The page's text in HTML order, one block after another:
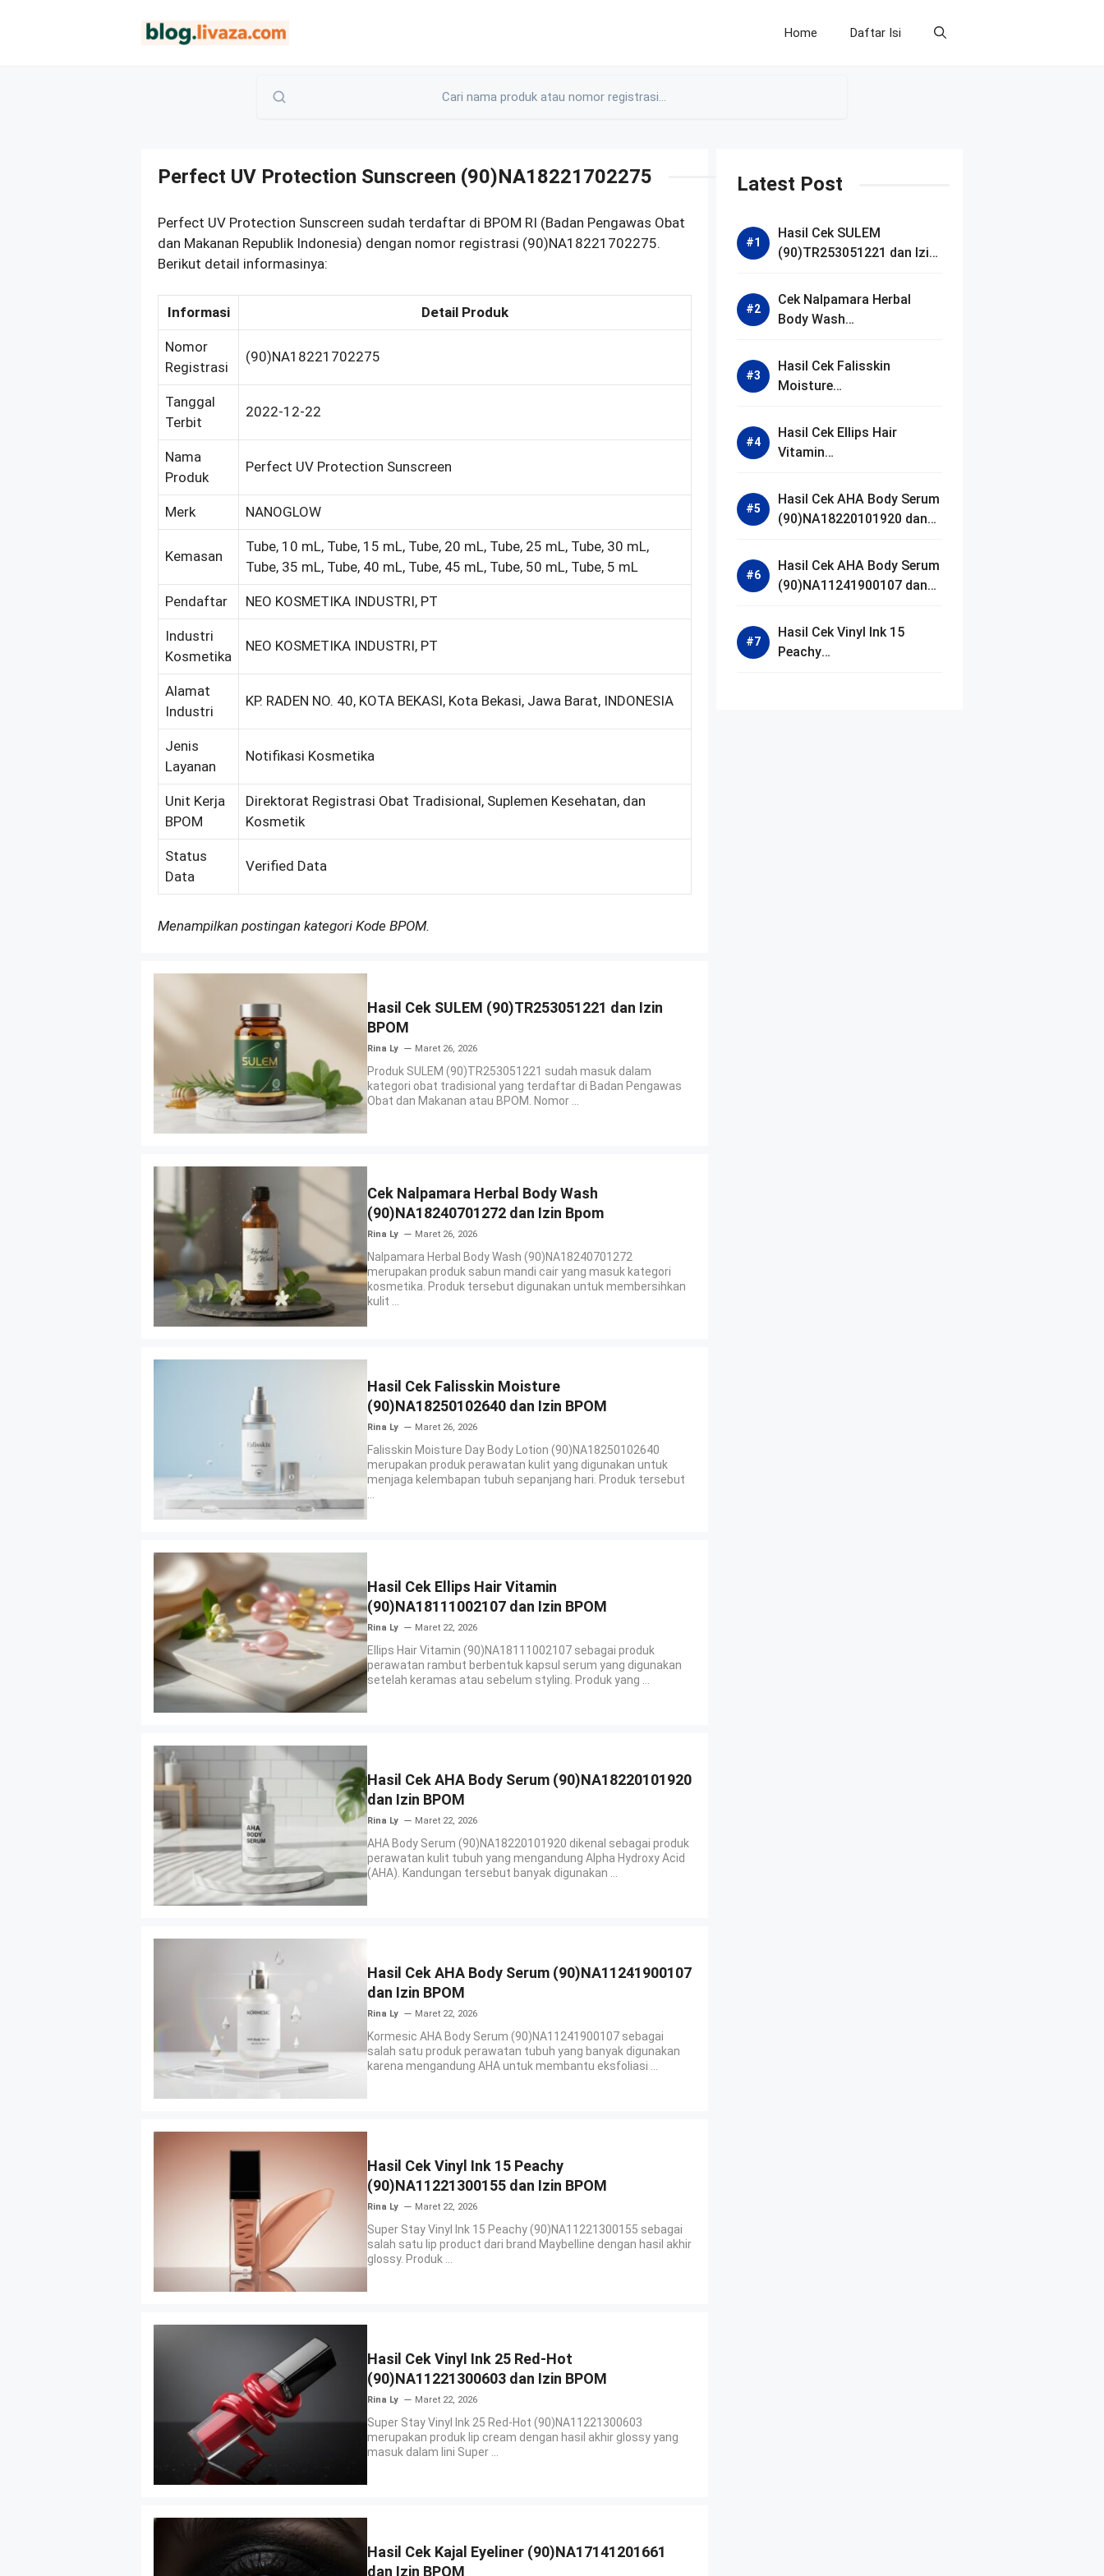
Home Daftar Isi
Perfect UV Protection Sunscreen (90)NA18221702275
Perfect UV Protection Sunscreen sudah terdaftar di BPOM RI (Badan Pengawas Obat
dan Makanan Republik Indonesia) dengan nomor registrasi (90)NA18221702275.
Berikut detail informasinya:
Informasi Detail Produk
Nomor
Registrasi
(90)NA18221702275
Tanggal
Terbit
2022-12-22
Nama
Produk
Perfect UV Protection Sunscreen
Merk NANOGLOW
Kemasan
Tube, 10 mL, Tube, 15 mL, Tube, 20 mL, Tube, 25 mL, Tube, 30 mL,
Tube, 35 mL, Tube, 40 mL, Tube, 45 mL, Tube, 50 mL, Tube, 5 mL
Pendaftar NEO KOSMETIKA INDUSTRI, PT
Industri
Kosmetika
NEO KOSMETIKA INDUSTRI, PT
Alamat
Industri
KP. RADEN NO. 40, KOTA BEKASI, Kota Bekasi, Jawa Barat, INDONESIA
Jenis
Layanan
Notifikasi Kosmetika
Unit Kerja
BPOM
Direktorat Registrasi Obat Tradisional, Suplemen Kesehatan, dan
Kosmetik
Status
Data
Verified Data
Menampilkan postingan kategori Kode BPOM.
Hasil Cek SULEM (90)TR253051221 dan Izin
BPOM
Rina Ly Maret 26, 2026
Produk SULEM (90)TR253051221 sudah masuk dalam
kategori obat tradisional yang terdaftar di Badan Pengawas
Obat dan Makanan atau BPOM. Nomor ...
Cek Nalpamara Herbal Body Wash
(90)NA18240701272 dan Izin Bpom
Rina Ly Maret 26, 2026
Nalpamara Herbal Body Wash (90)NA18240701272
merupakan produk sabun mandi cair yang masuk kategori
kosmetika. Produk tersebut digunakan untuk membersihkan
kulit ...
Hasil Cek Falisskin Moisture
(90)NA18250102640 dan Izin BPOM
Rina Ly Maret 26, 2026
Falisskin Moisture Day Body Lotion (90)NA18250102640
merupakan produk perawatan kulit yang digunakan untuk
menjaga kelembapan tubuh sepanjang hari. Produk tersebut
Hasil Cek Ellips Hair Vitamin
(90)NA18111002107 dan Izin BPOM
Rina Ly Maret 22, 2026
Ellips Hair Vitamin (90)NA18111002107 sebagai produk
perawatan rambut berbentuk kapsul serum yang digunakan
setelah keramas atau sebelum styling. Produk yang ...
Hasil Cek AHA Body Serum (90)NA18220101920
dan Izin BPOM
Rina Ly Maret 22, 2026
AHA Body Serum (90)NA18220101920 dikenal sebagai produk
perawatan kulit tubuh yang mengandung Alpha Hydroxy Acid
(AHA). Kandungan tersebut banyak digunakan ...
Hasil Cek AHA Body Serum (90)NA11241900107
dan Izin BPOM
Rina Ly Maret 22, 2026
Kormesic AHA Body Serum (90)NA11241900107 sebagai
salah satu produk perawatan tubuh yang banyak digunakan
karena mengandung AHA untuk membantu eksfoliasi ...
Hasil Cek Vinyl Ink 15 Peachy
(90)NA11221300155 dan Izin BPOM
Rina Ly Maret 22, 2026
Super Stay Vinyl Ink 15 Peachy (90)NA11221300155 sebagai
salah satu lip product dari brand Maybelline dengan hasil akhir
glossy. Produk ...
Hasil Cek Vinyl Ink 25 Red-Hot
(90)NA11221300603 dan Izin BPOM
Rina Ly Maret 22, 2026
Super Stay Vinyl Ink 25 Red-Hot (90)NA11221300603
merupakan produk lip cream dengan hasil akhir glossy yang
masuk dalam lini Super ...
Hasil Cek Kajal Eyeliner (90)NA17141201661
dan Izin BPOM
Latest Post
Hasil Cek SULEM
(90)TR253051221 dan Izin
Cek Nalpamara Herbal
Body Wash
Izin Bpom
Hasil Cek Falisskin
Moisture
Izin BPOM
Hasil Cek Ellips Hair
Vitamin
Izin BPOM
Hasil Cek AHA Body Serum
(90)NA18220101920 dan
Hasil Cek AHA Body Serum
(90)NA11241900107 dan
Hasil Cek Vinyl Ink 15
Peachy